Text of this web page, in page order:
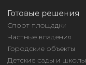
Готовые решения
Спорт площадки
Частные владения
Городские объекты
Детские сады и школы